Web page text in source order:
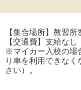
【集合場所】教習
【交通費】支給なし
※マイカー入校の場
り車を利用できな
さい）。